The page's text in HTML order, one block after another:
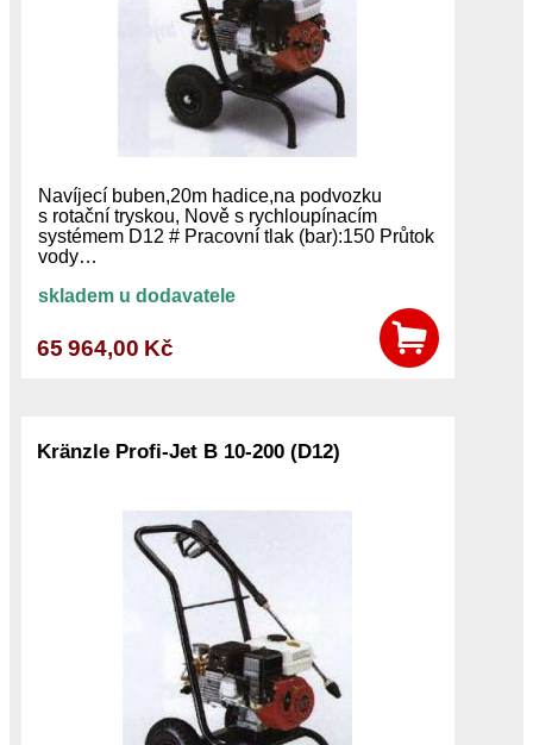
Navíjecí buben,20m hadice,na podvozku
s rotační tryskou, Nově s rychloupínacím
systémem D12 # Pracovní tlak (bar):150 Průtok
vody…
skladem u dodavatele
65 964,00 Kč
Kränzle Profi-Jet B 10-200 (D12)